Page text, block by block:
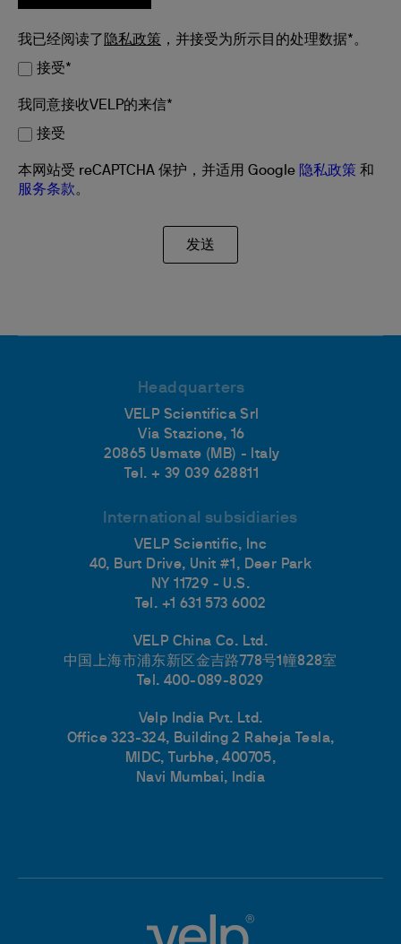
我已经阅读了 隐私政策 ，并接受为所示目的处理数据*。
接受*
我同意接收VELP的来信*
接受
本网站受 reCAPTCHA 保护，并适用 Google 隐私政策 和
服务条款。
Headquarters
VELP Scientifica Srl
Via Stazione, 16
20865 Usmate (MB) - Italy
Tel. + 39 039 628811
International subsidiaries
VELP Scientific, Inc
40, Burt Drive, Unit #1, Deer Park
NY 11729 - U.S.
Tel. +1 631 573 6002
VELP China Co. Ltd.
中国上海市浦东新区金吉路778号1幢828室
Tel. 400-089-8029
Velp India Pvt. Ltd.
Office 323-324, Building 2 Raheja Tesla,
MIDC, Turbhe, 400705,
Navi Mumbai, India